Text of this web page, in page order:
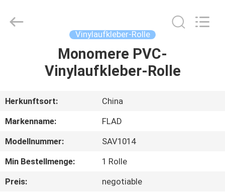
HAUSE
PRODUKTE
ÜBER
WERKSBESICHTIGUNG
Material
Co.,Ltd.
Vinylaufkleber-Rolle
Monomere PVC-
Vinylaufkleber-Rolle
Herkunftsort:
China
Markenname:
FLAD
Modellnummer:
SAV1014
Min Bestellmenge:
1 Rolle
Preis:
negotiable